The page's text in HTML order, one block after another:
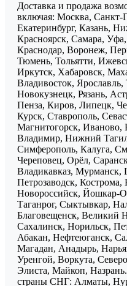
Доставка и продажа
включая: Москва, Санкт-
Екатеринбург, Казань,
Красноярск, Самара,
Краснодар, Воронеж,
Тюмень, Тольятти,
Иркутск, Хабаровск,
Владивосток,
Новокузнецк, Рязань,
Пенза, Киров, Липецк,
Курск, Ставрополь,
Магнитогорск, Иваново,
Владимир, Нижний
Симферополь, Калуга,
Череповец, Орёл,
Владикавказ, Мурманск,
Петрозаводск,
Новороссийск, Йошкар-
Таганрог, Сыктывкар,
Благовещенск, Великий
Сахалинск, Норильск,
Абакан, Нефтеюганск,
Магадан, Анадырь,
Уренгой, Воркута,
Элиста, Майкоп,
страны СНГ: Алматы,